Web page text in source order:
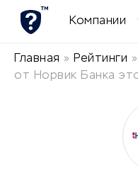
Компании
Главная » Рейтинги »
от Норвик Банка